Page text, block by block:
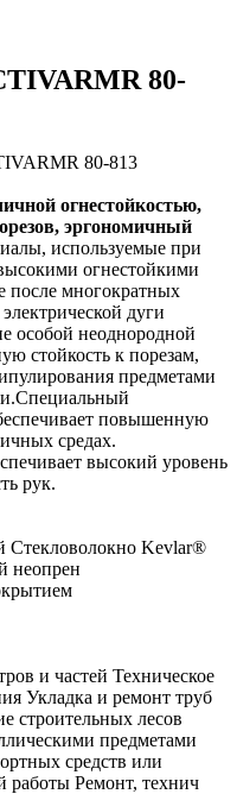
80-
80-813
огнестойкостью,
эргономичный
используемые при
огнестойкими
после многократных
дуги
особой неоднородной
стойкость к порезам,
предметами
повышенную
средах.
высокий уровень
рук.
Стекловолокно Kevlar®
неопрен
и частей Техническое
Укладка и ремонт труб
строительных лесов
предметами
средств или
работы Ремонт, технич